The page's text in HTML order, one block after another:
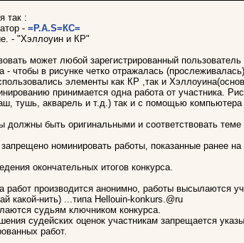
так :
- =P.A.S=КС=
- "Хэллоуин и КР"
может любой зарегистрированный
- чтобы в рисунке четко отражалась
элементы как КР ,так и
принимается одна работа от участника.
тушь, акварель и т.д.) так и с помощью компьютера
должны быть оригинальными и соответствовать
номинировать работы, показанные ранее
окончательных итогов конкурса.
работ производится анонимно, работы высылаются
какой-нить) ...типа Hellouin-konkurs.@ru
судьям ключником конкурса.
судейских оценок участникам запрещается
работ.